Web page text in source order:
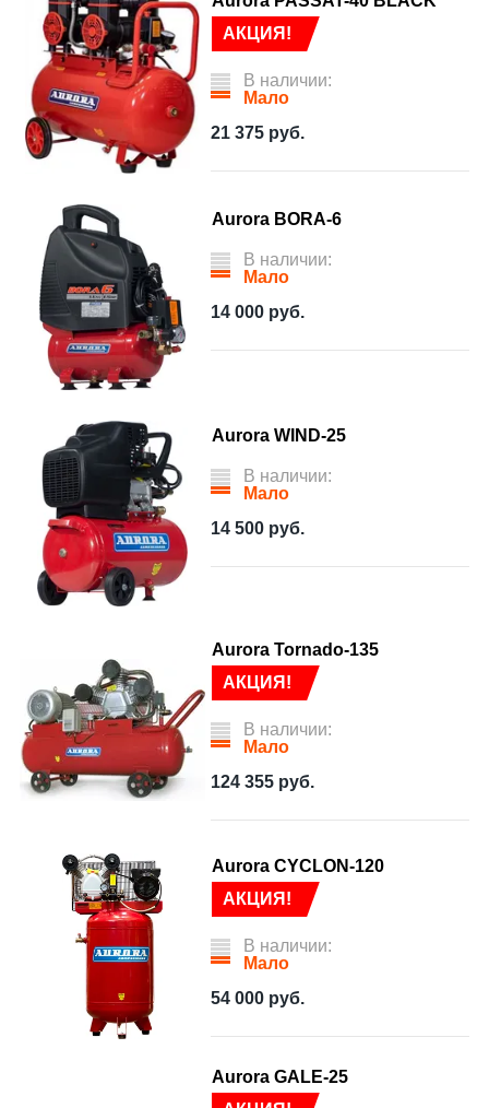
АКЦИЯ!
В наличии:
Мало
21 375 руб.
Aurora BORA-6
В наличии:
Мало
14 000 руб.
Aurora WIND-25
В наличии:
Мало
14 500 руб.
АКЦИЯ!
Aurora Tornado-135
В наличии:
Мало
124 355 руб.
АКЦИЯ!
Aurora CYCLON-120
В наличии:
Мало
54 000 руб.
Aurora GALE-25